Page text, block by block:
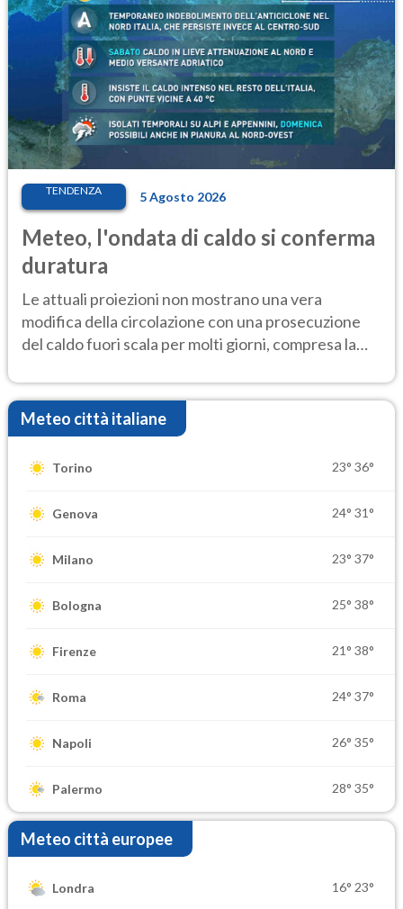
TENDENZA 5 Agosto 2026
Meteo, l'ondata di caldo si conferma
duratura
Le attuali proiezioni non mostrano una vera
modifica della circolazione con una prosecuzione
del caldo fuori scala per molti giorni, compresa la
Meteo città italiane
Torino 23° 36°
Genova 24° 31°
Milano 23° 37°
Bologna 25° 38°
Firenze 21° 38°
Roma 24° 37°
Napoli 26° 35°
Palermo 28° 35°
Meteo città europee
Londra 16° 23°